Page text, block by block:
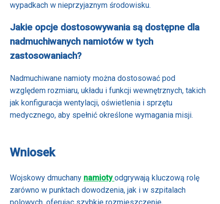
wypadkach w nieprzyjaznym środowisku.
Jakie opcje dostosowywania są dostępne dla
nadmuchiwanych namiotów w tych
zastosowaniach?
Nadmuchiwane namioty można dostosować pod
względem rozmiaru, układu i funkcji wewnętrznych, takich
jak konfiguracja wentylacji, oświetlenia i sprzętu
medycznego, aby spełnić określone wymagania misji.
Wniosek
Wojskowy dmuchany namiotyodgrywają kluczową rolę
zarówno w punktach dowodzenia, jak i w szpitalach